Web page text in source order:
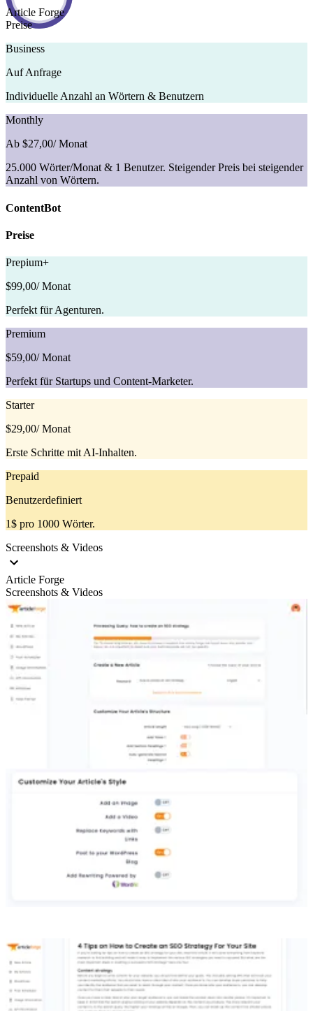
Article Forge
Preise
Business
Auf Anfrage
Individuelle Anzahl an Wörtern & Benutzern
Monthly
Ab $27,00/ Monat
25.000 Wörter/Monat & 1 Benutzer. Steigender Preis bei steigender
Anzahl von Wörtern.
ContentBot
Preise
Prepium+
$99,00/ Monat
Perfekt für Agenturen.
Premium
$59,00/ Monat
Perfekt für Startups und Content-Marketer.
Starter
$29,00/ Monat
Erste Schritte mit AI-Inhalten.
Prepaid
Benutzerdefiniert
1$ pro 1000 Wörter.
Screenshots & Videos
Article Forge
Screenshots & Videos